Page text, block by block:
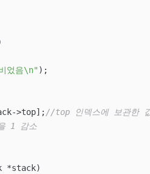
었음\n" );
>top];
//top 인덱스에 보관한
1 감소
*stack)